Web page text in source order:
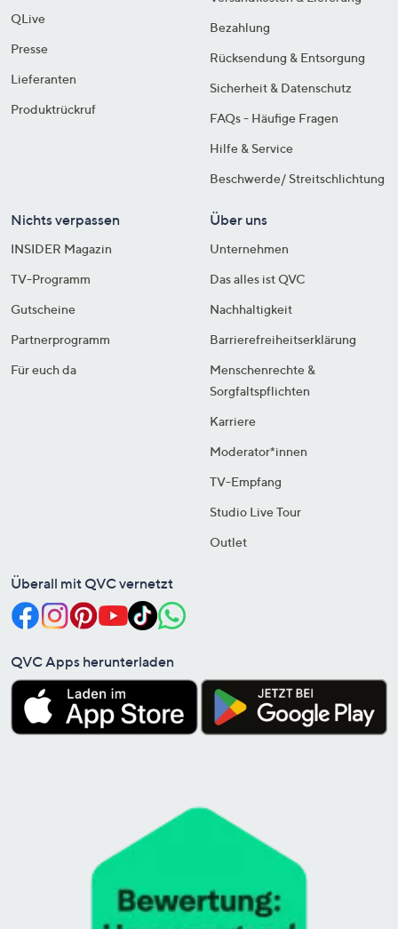
QLive
Presse
Lieferanten
Produktrückruf
Bezahlung
Rücksendung & Entsorgung
Sicherheit & Datenschutz
FAQs - Häufige Fragen
Hilfe & Service
Beschwerde/ Streitschlichtung
Nichts verpassen
INSIDER Magazin
TV-Programm
Gutscheine
Partnerprogramm
Für euch da
Über uns
Unternehmen
Das alles ist QVC
Nachhaltigkeit
Barrierefreiheitserklärung
Menschenrechte &
Sorgfaltspflichten
Karriere
Moderator*innen
TV-Empfang
Studio Live Tour
Outlet
Überall mit QVC vernetzt
QVC Apps herunterladen